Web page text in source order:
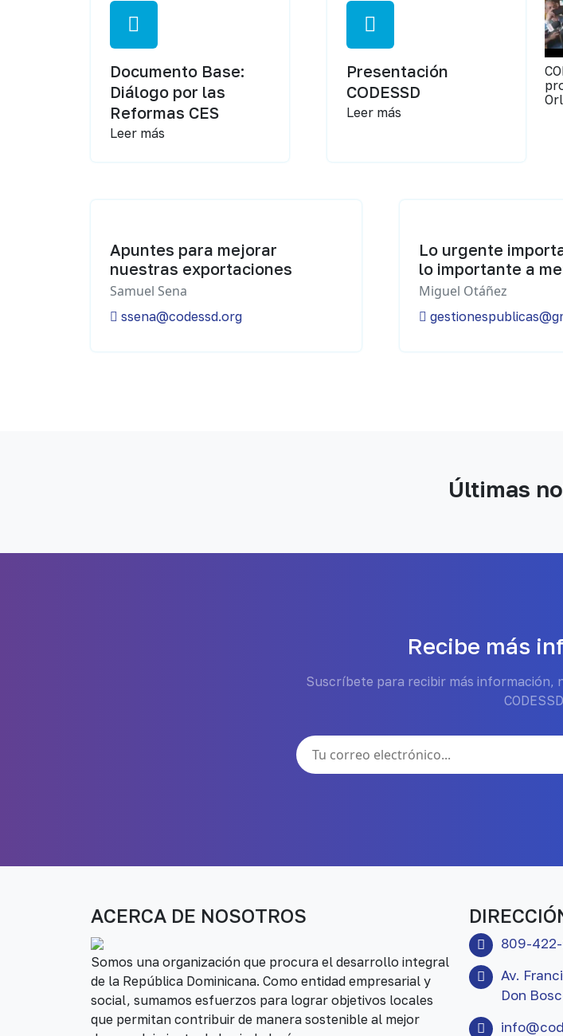
Documento Base:
Diálogo por las
Reformas CES
Leer más
Presentación
CODESSD
Leer más
Apuntes para mejorar
nuestras exportaciones
Samuel Sena
ssena@codessd.org
Lo urgente
lo importante a
Miguel Otáñez
Últimas
Recibe más
Suscríbete para recibir más información,
ACERCA DE NOSOTROS
Somos una organización que procura el desarrollo integral
de la República Dominicana. Como entidad empresarial y
social, sumamos esfuerzos para lograr objetivos locales
que permitan contribuir de manera sostenible al mejor
809-
Av.
Don